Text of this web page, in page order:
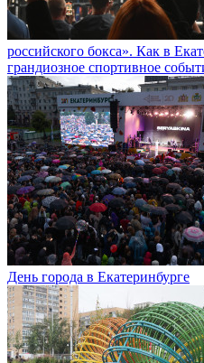
российского бокса». Как в
грандиозное спортивное
День города в Екатеринбурге